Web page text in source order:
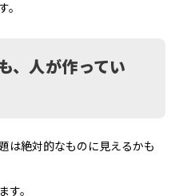
、人が作ってい
は絶対的なものに見えるかも
。